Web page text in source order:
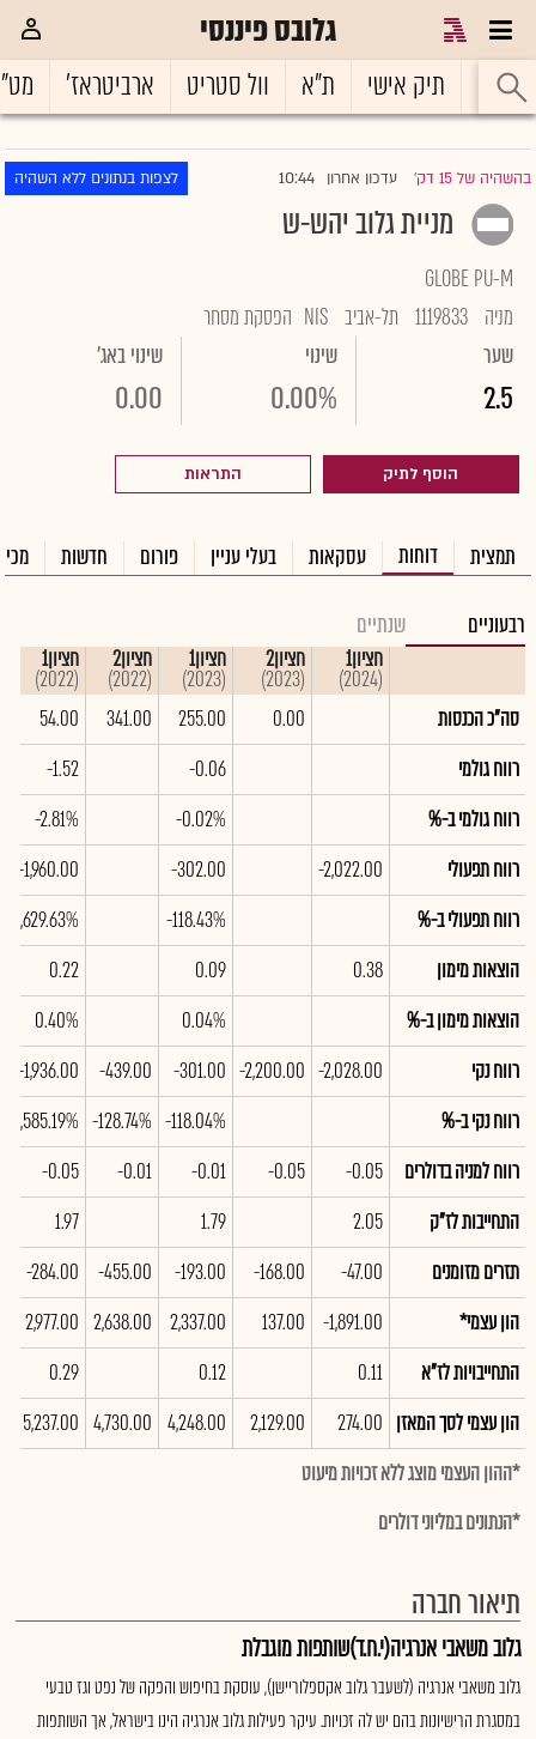
גלובס פיננסי
ראשי תיק אישי ת"א וול סטריט ארביטראז'
בהשהיה של 15 דק' |עדכון אחרון 10:44 לצפות בנתונים ללא השהיה
מניית גלוב יהש-ש
GLOBE PU-M
מניה 1119833 תל-אביב NIS הפסקת מסחר
שער
2.5
שינוי
0.00%
שינוי באג'
0.00
הוסף לתיק התראות
תמצית דוחות עסקאות בעלי עניין פורום חדשות
רבעוניים שנתיים
חציון1
(2024)
חציון2
(2023)
חציון1
(2023)
חציון2
(2022)
חציון1
(2022)
סה"כ הכנסות
0.00
255.00
341.00
54.00
רווח גולמי
-0.06
-1.52
רווח גולמי ב-%
-0.02%
-2.81%
רווח תפעולי
-2,022.00
-302.00
-1,960.00
רווח תפעולי ב-%
-118.43%
-3,629.63%
הוצאות מימון
0.38
0.09
0.22
הוצאות מימון ב-%
0.04%
0.40%
רווח נקי
-2,028.00
-2,200.00
-301.00
-439.00
-1,936.00
רווח נקי ב-%
-118.04%
-128.74%
-3,585.19%
רווח למניה בדולרים
-0.05
-0.05
-0.01
-0.01
-0.05
התחייבות לז"ק
2.05
1.79
1.97
תזרים מזומנים
-47.00
-168.00
-193.00
-455.00
-284.00
הון עצמי*
-1,891.00
137.00
2,337.00
2,638.00
2,977.00
התחייבויות לז"א
0.11
0.12
0.29
הון עצמי לסך המאזן 274.00
2,129.00
4,248.00
4,730.00
5,237.00
*ההון העצמי מוצג ללא זכויות מיעוט
*הנתונים במליוני דולרים
תיאור חברה
גלוב משאבי אנרגיה(י.ח.ד)שותפות מוגבלת
גלוב משאבי אנרגיה (לשעבר גלוב אקספלוריישן), עוסקת בחיפוש והפקה של נפט וגז טבעי
במסגרת הרישיונות בהם יש לה זכויות. עיקר פעילות גלוב אנרגיה הינו בישראל, אך השותפות